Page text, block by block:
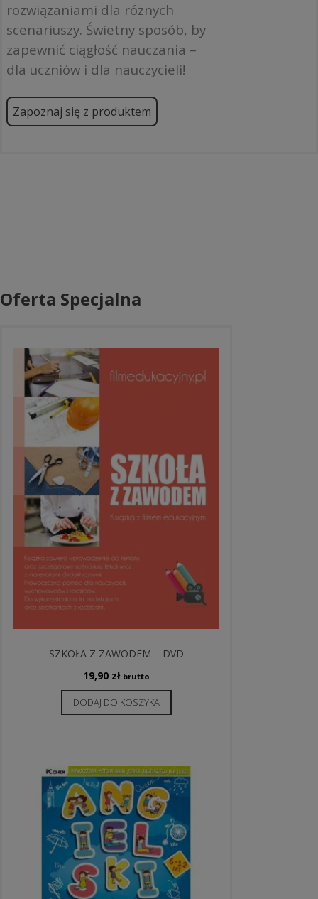
rozwiązaniami dla różnych
scenariuszy. Świetny sposób, by
zapewnić ciągłość nauczania –
dla uczniów i dla nauczycieli!
Zapoznaj się z produktem
Oferta Specjalna
SZKOŁA Z ZAWODEM – DVD
19,90 zł brutto
DODAJ DO KOSZYKA